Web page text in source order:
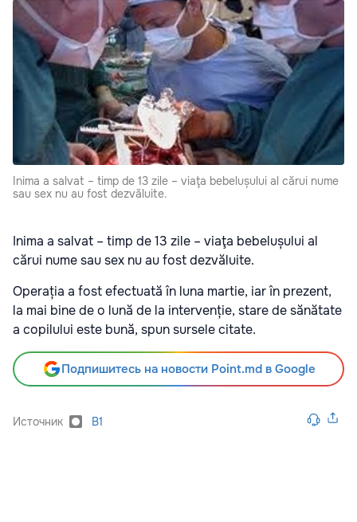
Inima a salvat – timp de 13 zile – viaţa bebelușului al cărui nume
sau sex nu au fost dezvăluite.
Inima a salvat – timp de 13 zile – viaţa bebelușului al
cărui nume sau sex nu au fost dezvăluite.
Operația a fost efectuată în luna martie, iar în prezent,
la mai bine de o lună de la intervenție, stare de sănătate
a copilului este bună, spun sursele citate.
Подпишитесь на новости Point.md в Google
Источник B1